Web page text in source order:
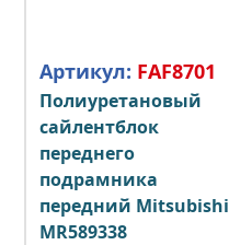
Артикул: FAF8701
Полиуретановый
сайлентблок
переднего
подрамника
передний Mitsubishi
MR589338